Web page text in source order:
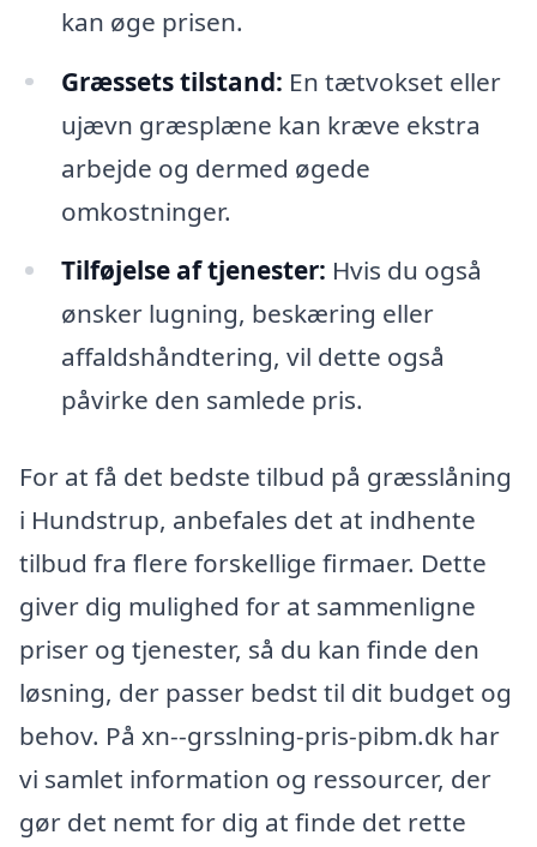
kan øge prisen.
Græssets tilstand: En tætvokset eller
ujævn græsplæne kan kræve ekstra
arbejde og dermed øgede
omkostninger.
Tilføjelse af tjenester: Hvis du også
ønsker lugning, beskæring eller
affaldshåndtering, vil dette også
påvirke den samlede pris.
For at få det bedste tilbud på græsslåning
i Hundstrup, anbefales det at indhente
tilbud fra flere forskellige firmaer. Dette
giver dig mulighed for at sammenligne
priser og tjenester, så du kan finde den
løsning, der passer bedst til dit budget og
behov. På xn--grsslning-pris-pibm.dk har
vi samlet information og ressourcer, der
gør det nemt for dig at finde det rette